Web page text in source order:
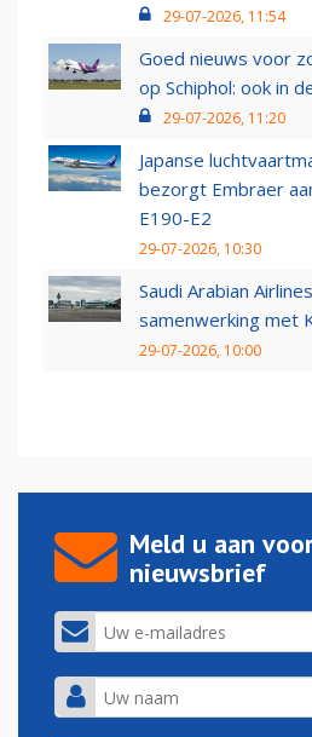
29-07-2026, 11:54
Goed nieuws voor
op Schiphol: ook in
29-07-2026, 11:20
Japanse
bezorgt Embraer
E190-E2
29-07-2026, 10:30
Saudi Arabian
samenwerking met
29-07-2026, 10:00
Meld u aan
nieuwsbrief